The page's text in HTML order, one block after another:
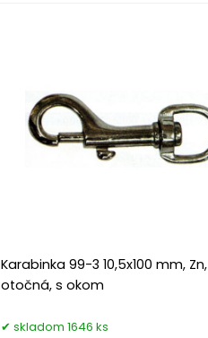
Karabinka 99-3 10,5x100 mm, Zn,
otočná, s okom
skladom 1646 ks